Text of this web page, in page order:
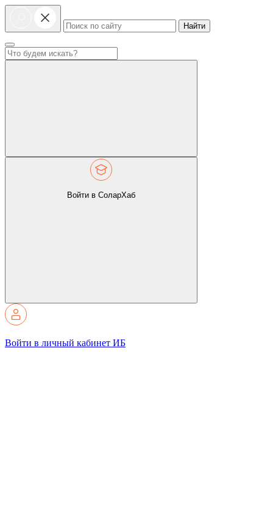
Найти
Войти в СоларХаб
Войти в личный кабинет ИБ